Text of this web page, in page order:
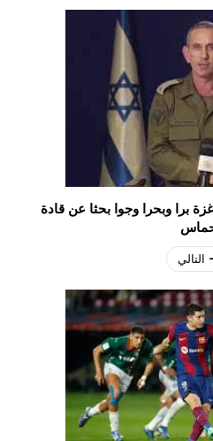
برا وبحرا وجوا بحثا عن قادة
التالي